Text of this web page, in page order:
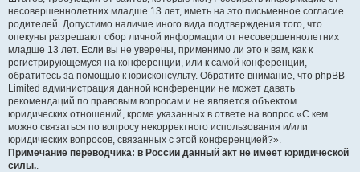
несовершеннолетних младше 13 лет, иметь на это письменное согласие
родителей. Допустимо наличие иного вида подтверждения того, что
опекуны разрешают сбор личной информации от несовершеннолетних
младше 13 лет. Если вы не уверены, применимо ли это к вам, как к
регистрирующемуся на конференции, или к самой конференции,
обратитесь за помощью к юрисконсульту. Обратите внимание, что phpBB
Limited администрация данной конференции не может давать
рекомендаций по правовым вопросам и не является объектом
юридических отношений, кроме указанных в ответе на вопрос «С кем
можно связаться по вопросу некорректного использования и/или
юридических вопросов, связанных с этой конференцией?».
Примечание переводчика: в России данный акт не имеет юридической
силы.